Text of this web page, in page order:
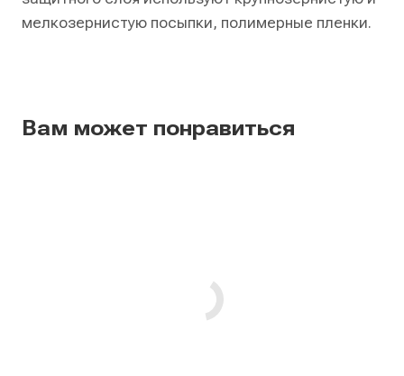
мелкозернистую посыпки, полимерные пленки.
Вам может понравиться